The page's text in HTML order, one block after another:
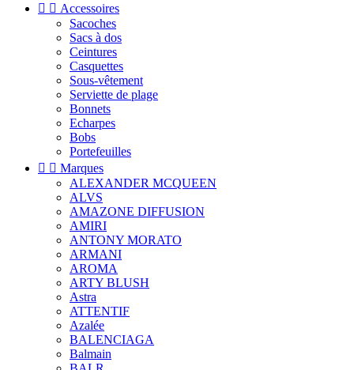
  Accessoires
Sacoches
Sacs à dos
Ceintures
Casquettes
Sous-vêtement
Serviette de plage
Bonnets
Echarpes
Bobs
Portefeuilles
  Marques
ALEXANDER MCQUEEN
ALVS
AMAZONE DIFFUSION
AMIRI
ANTONY MORATO
ARMANI
AROMA
ARTY BLUSH
Astra
ATTENTIF
Azalée
BALENCIAGA
Balmain